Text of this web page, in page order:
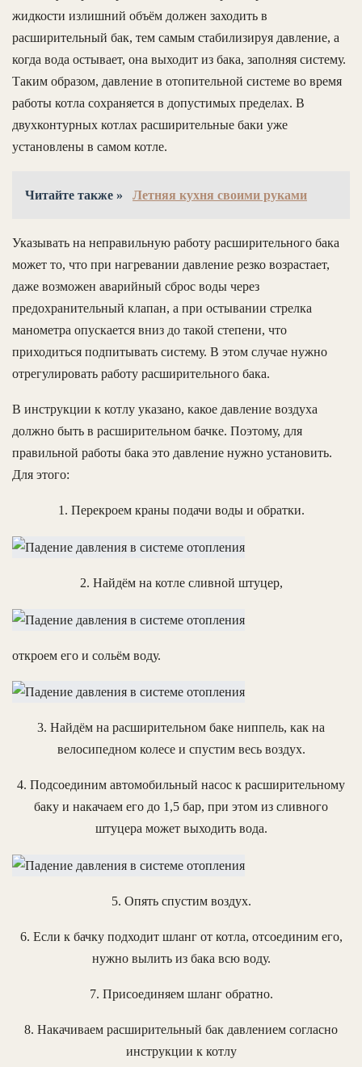
жидкости излишний объём должен заходить в
расширительный бак, тем самым стабилизируя давление, а
когда вода остывает, она выходит из бака, заполняя систему.
Таким образом, давление в отопительной системе во время
работы котла сохраняется в допустимых пределах. В
двухконтурных котлах расширительные баки уже
установлены в самом котле.
Читайте также » Летняя кухня своими руками
Указывать на неправильную работу расширительного бака
может то, что при нагревании давление резко возрастает,
даже возможен аварийный сброс воды через
предохранительный клапан, а при остывании стрелка
манометра опускается вниз до такой степени, что
приходиться подпитывать систему. В этом случае нужно
отрегулировать работу расширительного бака.
В инструкции к котлу указано, какое давление воздуха
должно быть в расширительном бачке. Поэтому, для
правильной работы бака это давление нужно установить.
Для этого:
1. Перекроем краны подачи воды и обратки.
2. Найдём на котле сливной штуцер,
откроем его и сольём воду.
3. Найдём на расширительном баке ниппель, как на
велосипедном колесе и спустим весь воздух.
4. Подсоединим автомобильный насос к расширительному
баку и накачаем его до 1,5 бар, при этом из сливного
штуцера может выходить вода.
5. Опять спустим воздух.
6. Если к бачку подходит шланг от котла, отсоединим его,
нужно вылить из бака всю воду.
7. Присоединяем шланг обратно.
8. Накачиваем расширительный бак давлением согласно
инструкции к котлу